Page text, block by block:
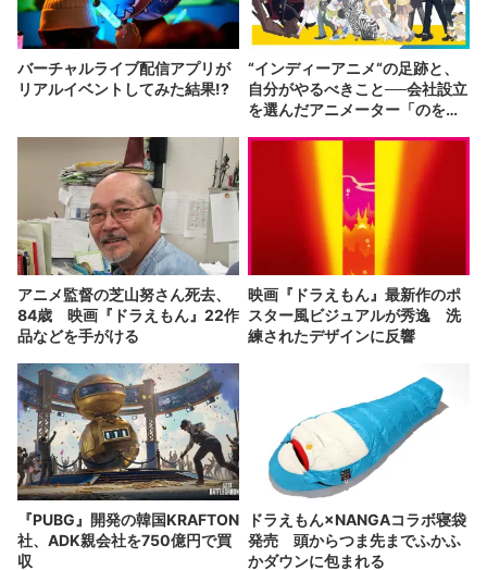
バーチャルライブ配信アプリが
リアルイベントしてみた結果!?
“インディーアニメ“の足跡と、
自分がやるべきこと──会社設立
を選んだアニメーター「のを
アニメ監督の芝山努さん死去、
84歳 映画『ドラえもん』22作
品などを手がける
映画『ドラえもん』最新作のポ
スター風ビジュアルが秀逸 洗
練されたデザインに反響
『PUBG』開発の韓国KRAFTON
社、ADK親会社を750億円で買
収
ドラえもん×NANGAコラボ寝袋
発売 頭からつま先までふかふ
かダウンに包まれる